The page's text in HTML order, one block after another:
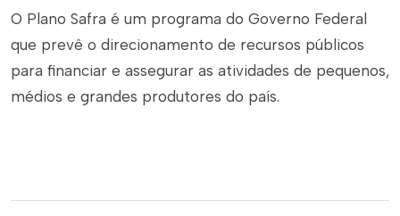
O Plano Safra é um programa do Governo Federal
que prevê o direcionamento de recursos públicos
para financiar e assegurar as atividades de pequenos,
médios e grandes produtores do país.